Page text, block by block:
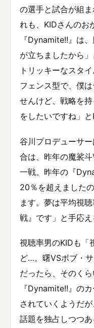
の選手と試合が組
れも、KIDさんのお
『Dynamite!!』は
が立ちましたから
トリッキーなスタ
フェンス型で、僕
せんけど、戦略を
をしたいですね」
谷川プロデューサ
合は、昨年の魔裟
一戦。昨年の『
20％を超えました
ます。夢は平均視
戦』です」と手応え
視聴率男のKIDも「
ど…。曙VSボブ・
だったら、そのく
『Dynamite!!』の
されていくようだ
話題を独占しつつ